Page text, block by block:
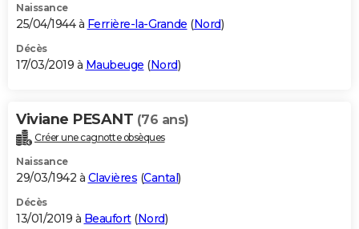
Naissance
25/04/1944 à Ferrière-la-Grande (Nord)
Décès
17/03/2019 à Maubeuge (Nord)
Viviane PESANT (76 ans)
Créer une cagnotte obsèques
Naissance
29/03/1942 à Clavières (Cantal )
Décès
13/01/2019 à Beaufort(Nord)